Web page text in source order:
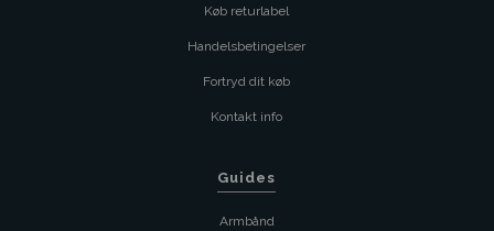
Køb returlabel
Handelsbetingelser
Fortryd dit køb
Kontakt info
Guides
Armbånd